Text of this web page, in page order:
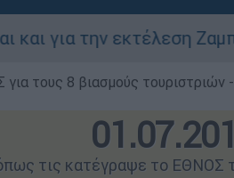
Ζαμπούνη
τους 8 βιασμούς
τις κατέγραψε το ΕΘΝΟΣ